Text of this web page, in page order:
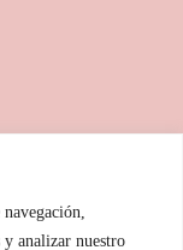
y analizar nuestro